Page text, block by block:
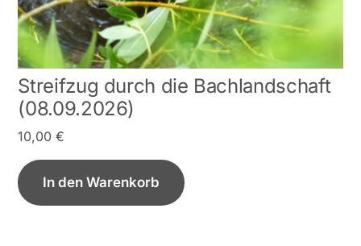
Streifzug durch die Bachlandschaft
(08.09.2026)
10,00€
In den Warenkorb